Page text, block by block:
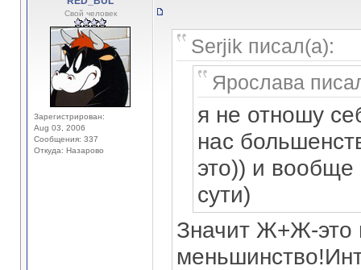
Свой человек
Зарегистрирован:
Aug 03, 2006
Сообщения: 337
Откуда: Назарово
Serjik писал(а):
Ярослава
я не отношу
нас
это)) и вообще
сути)
Значит Ж+Ж-это